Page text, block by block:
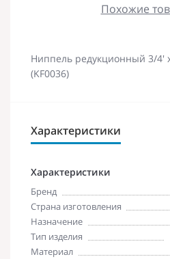
Похожие
Ниппель редукционный 3/4'
(KF0036)
Характеристики
Характеристики
Бренд
Страна изготовления
Назначение
Тип изделия
Материал